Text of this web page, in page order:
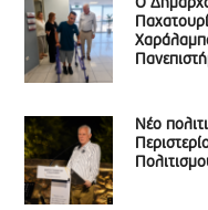
Ο
Νέο